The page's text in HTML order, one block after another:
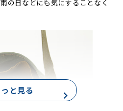
の日などにも気にすることなく
と見る